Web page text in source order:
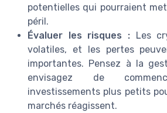
potentielles qui pourraient
péril.
Évaluer les risques : Les
volatiles, et les pertes
importantes. Pensez à la
envisagez de
investissements plus petits
marchés réagissent.